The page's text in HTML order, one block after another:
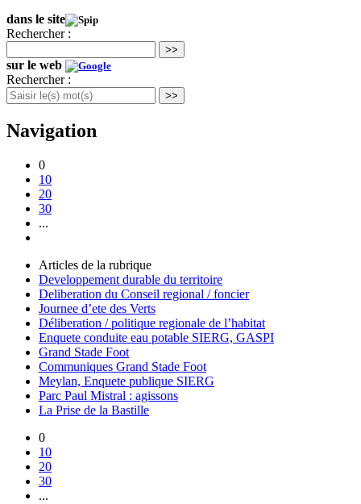
dans le site
Rechercher :
>>
sur le web
Rechercher :
>>
Navigation
0
10
20
30
...
Articles de la rubrique
Developpement durable du territoire
Deliberation du Conseil regional / foncier
Journee d’ete des Verts
Déliberation / politique regionale de l’habitat
Enquete conduite eau potable SIERG, GASPI
Grand Stade Foot
Communiques Grand Stade Foot
Meylan, Enquete publique SIERG
Parc Paul Mistral : agissons
La Prise de la Bastille
0
10
20
30
...